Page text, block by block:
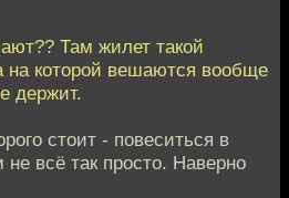
Там жилет такой
на которой вешаются вообще
держит.
стоит - повеситься в
не всё так просто. Наверно